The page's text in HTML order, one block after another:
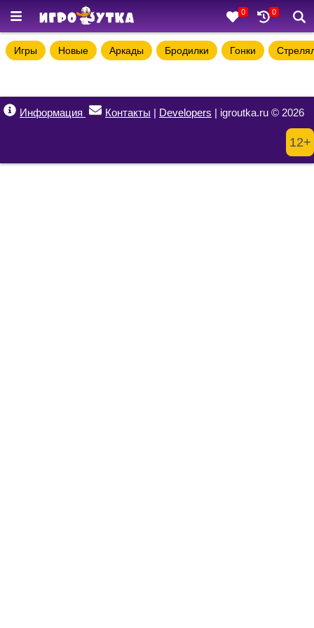
0 0
Игры Новые Аркады Бродилки Гонки
Информация Контакты | Developers | igroutka.ru © 2026
12+